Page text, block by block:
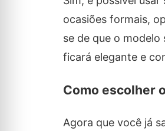
ocasiões formais,
se de que o
ficará elegante e
Como escolher
Agora que você já